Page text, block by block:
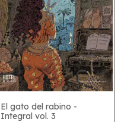
El gato del rabino -
Integral vol. 3